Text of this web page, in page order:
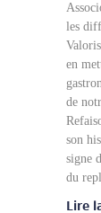
les
en
de
son
signe
du
Lire